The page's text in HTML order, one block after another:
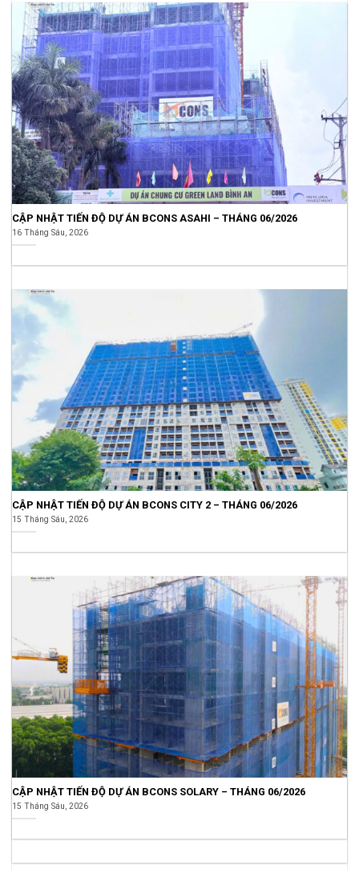
CẬP NHẬT TIẾN ĐỘ DỰ ÁN BCONS ASAHI – THÁNG 06/2026
16 Tháng Sáu, 2026
CẬP NHẬT TIẾN ĐỘ DỰ ÁN BCONS CITY 2 – THÁNG 06/2026
15 Tháng Sáu, 2026
CẬP NHẬT TIẾN ĐỘ DỰ ÁN BCONS SOLARY – THÁNG 06/2026
15 Tháng Sáu, 2026